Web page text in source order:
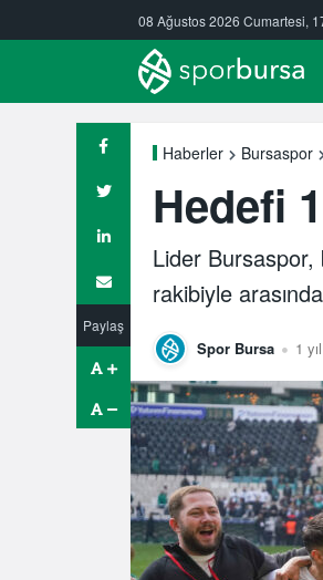
08 Ağustos 2026 Cumartesi,
ULUDAĞ BASKETBOL NE OLACAK?
Paylaş
Haberler Bursaspor
Hedefi
Lider Bursaspor,
rakibiyle
Spor Bursa 1